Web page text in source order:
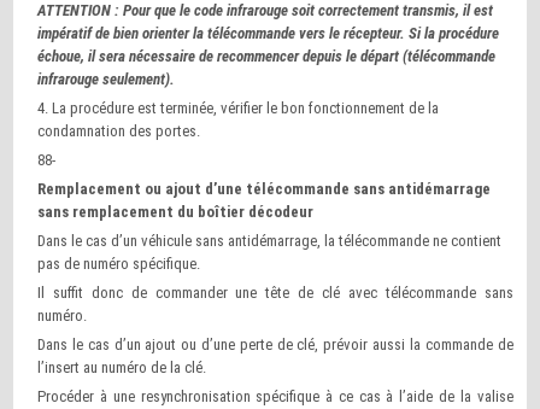
ATTENTION : Pour que le code infrarouge soit correctement transmis, il est
impératif de bien orienter la télécommande vers le récepteur. Si la procédure
échoue, il sera nécessaire de recommencer depuis le départ (télécommande
infrarouge seulement).
4. La procédure est terminée, vérifier le bon fonctionnement de la
condamnation des portes.
88-
Remplacement ou ajout d’une télécommande sans antidémarrage
sans remplacement du boîtier décodeur
Dans le cas d’un véhicule sans antidémarrage, la télécommande ne contient
pas de numéro spécifique.
Il suffit donc de commander une tête de clé avec télécommande sans
numéro.
Dans le cas d’un ajout ou d’une perte de clé, prévoir aussi la commande de
l’insert au numéro de la clé.
Procéder à une resynchronisation spécifique à ce cas à l’aide de la valise